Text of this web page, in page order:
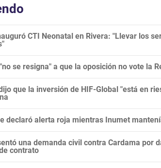
CTI Neonatal en Rivera: "Llevar los
se resigna" a que la oposición no vote la
que la inversión de HIF-Global "está en
declaró alerta roja mientras Inumet
una demanda civil contra Cardama por
contrato